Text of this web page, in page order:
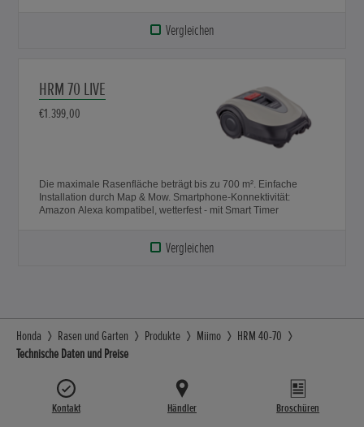
Vergleichen
HRM 70 LIVE
€1.399,00
Die maximale Rasenfläche beträgt bis zu 700 m². Einfache
Installation durch Map & Mow. Smartphone-Konnektivität:
Amazon Alexa kompatibel, wetterfest - mit Smart Timer
Vergleichen
Honda Rasen und Garten Produkte Miimo
HRM 40-70
Technische Daten und Preise
Kontakt Händler Broschüren